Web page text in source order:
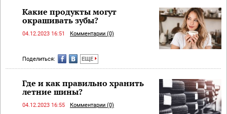
Какие продукты могут
окрашивать зубы?
04.12.2023 16:51 Комментарии (0)
Поделиться: ЕЩЕ
Где и как правильно хранить
летние шины?
04.12.2023 16:55 Комментарии (0)